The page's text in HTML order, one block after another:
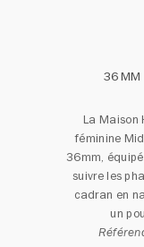
36 MM
La Maison
féminine
36mm,
suivre les
cadran en
un